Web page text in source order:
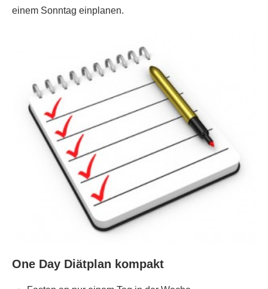
einem Sonntag einplanen.
One Day Diätplan kompakt